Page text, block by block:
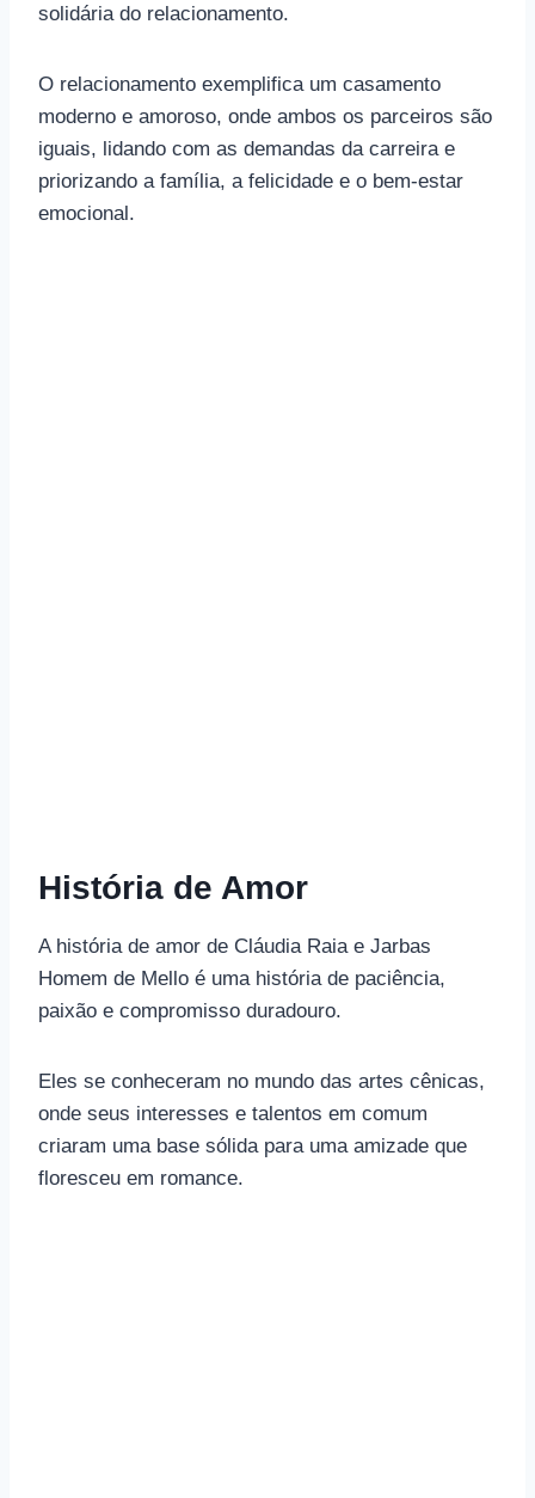
solidária do relacionamento.
O relacionamento exemplifica um casamento
moderno e amoroso, onde ambos os parceiros são
iguais, lidando com as demandas da carreira e
priorizando a família, a felicidade e o bem-estar
emocional.
História de Amor
A história de amor de Cláudia Raia e Jarbas
Homem de Mello é uma história de paciência,
paixão e compromisso duradouro.
Eles se conheceram no mundo das artes cênicas,
onde seus interesses e talentos em comum
criaram uma base sólida para uma amizade que
floresceu em romance.